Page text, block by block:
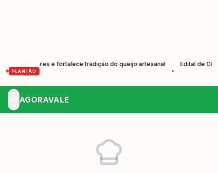
PLANTÃO
produtores e fortalece tradição do queijo artesanal
Edital de
AGORAVALE